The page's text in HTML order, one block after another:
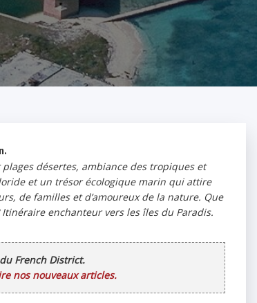
désertes, ambiance des tropiques et
et un trésor écologique marin qui attire
de familles et d’amoureux de la nature. Que
enchanteur vers les îles du Paradis.
French District.
nos nouveaux articles.